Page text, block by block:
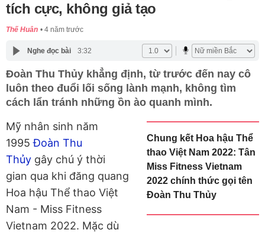
tích cực, không giả tạo
Thế Huân 4 năm trước
Nghe đọc bài 3:32
Đoàn Thu Thủy khẳng định, từ trước đến nay cô
luôn theo đuổi lối sống lành mạnh, không tìm
cách lẩn tránh những ồn ào quanh mình.
Chung kết Hoa hậu Thể
thao Việt Nam 2022: Tân
Miss Fitness Vietnam
2022 chính thức gọi tên
Đoàn Thu Thủy
Mỹ nhân sinh năm
1995Đoàn Thu
Thủy gây chú ý thời
gian qua khi đăng quang
Hoa hậu Thể thao Việt
Nam - Miss Fitness
Vietnam 2022. Mặc dù